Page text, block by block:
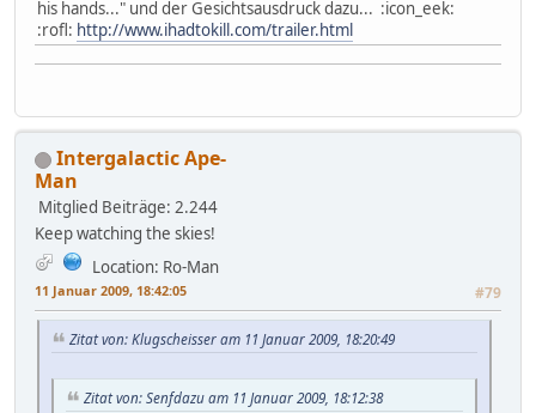
his hands..." und der Gesichtsausdruck dazu... :icon_eek:
:rofl: http://www.ihadtokill.com/trailer.html
Intergalactic Ape-
Man
Mitglied Beiträge: 2.244
Keep watching the skies!
Location: Ro-Man
11 Januar 2009, 18:42:05 #79
Zitat von: Klugscheisser am 11 Januar 2009, 18:20:49
Zitat von: Senfdazu am 11 Januar 2009, 18:12:38